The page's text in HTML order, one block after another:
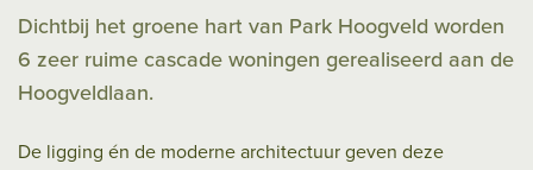
Dichtbij het groene hart van Park Hoogveld worden
6 zeer ruime cascade woningen gerealiseerd aan de
Hoogveldlaan.
De ligging én de moderne architectuur geven deze